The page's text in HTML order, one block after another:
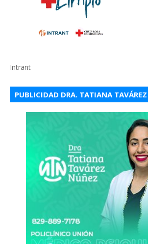
Intrant
PUBLICIDAD DRA. TATIANA TAVÁREZ